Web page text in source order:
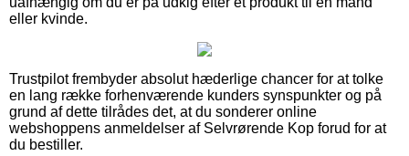
eller kvinde.
Trustpilot frembyder absolut hæderlige chancer for at tolke
en lang række forhenværende kunders synspunkter og på
grund af dette tilrådes det, at du sonderer online
webshoppens anmeldelser af Selvrørende Kop forud for at
du bestiller.